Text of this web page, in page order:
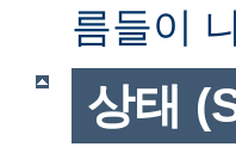
름들이
상태